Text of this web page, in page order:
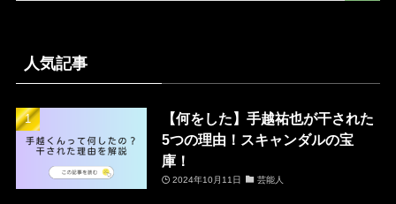
人気記事
【何をした】手越祐也が干された
5つの理由！スキャンダルの宝
庫！
2024年10月11日 芸能人